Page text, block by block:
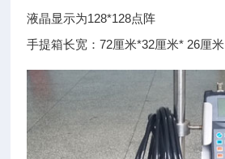
液晶显示为128*128点阵
手提箱长宽：72厘米*32厘米* 26厘米